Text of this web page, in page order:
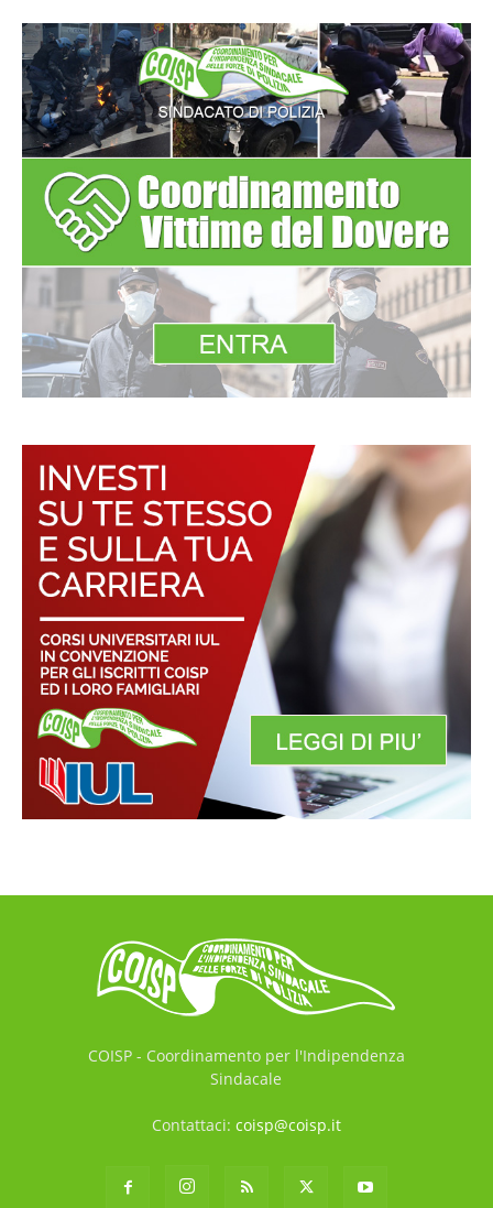
COISP - Coordinamento per l'Indipendenza
Sindacale
Contattaci: coisp@coisp.it